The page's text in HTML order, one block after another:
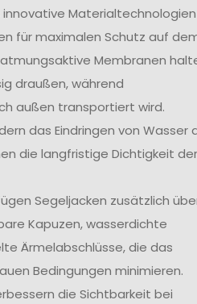
Materialtechnologien
für maximalen Schutz auf
Membranen
draußen, während
außen transportiert wird.
das Eindringen von Wasser
die langfristige Dichtigkeit der
Segeljacken zusätzlich
Kapuzen, wasserdichte
Ärmelabschlüsse, die das
Bedingungen minimieren.
die Sichtbarkeit bei